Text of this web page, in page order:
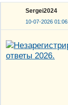
Sergei2024
10-07-2026